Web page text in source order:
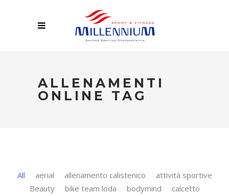
ALLENAMENTI
ONLINE TAG
All aerial allenamento calistenico
attività sportive
Beauty
bike team loda bodymind
calcetto